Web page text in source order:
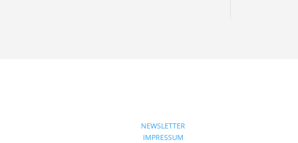
NEWSLETTER
IMPRESSUM